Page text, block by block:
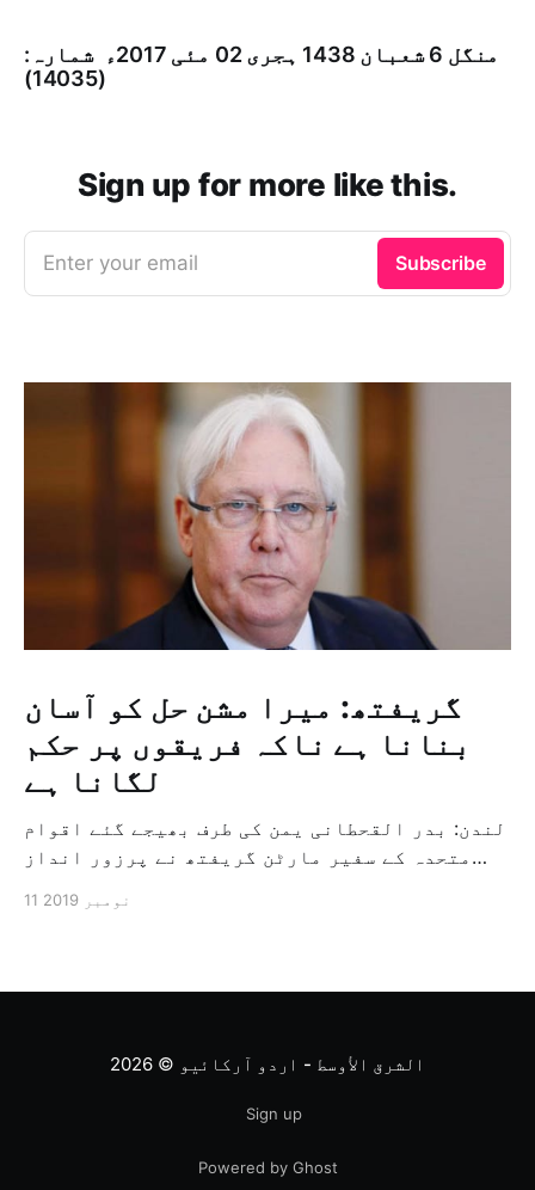
منگل 6 شعبان 1438 ہجری­ 02 مئی 2017ء شمارہ:
(14035)
Sign up for more like this.
Enter your email Subscribe
گریفتھ: میرا مشن حل کو آسان
بنانا ہے ناکہ فریقوں پر حکم
لگانا ہے
لندن: بدر القحطانی یمن کی طرف بھیجے گئے اقوام
متحدہ کے سفیر مارٹن گریفتھ نے پرزور انداز
ثالثی اور اس کشمکش کی حدبندی کرنے کے لئے ایک
11 نومبر 2019
الشرق الأوسط - اردو آرکائیو © 2026
Sign up
Powered by Ghost